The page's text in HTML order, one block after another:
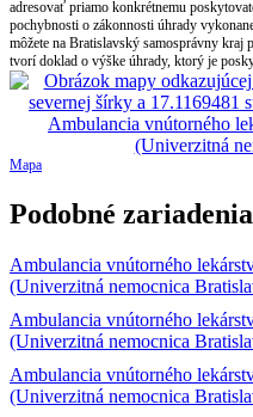
adresovať priamo konkrétnemu
pochybnosti o zákonnosti úhrady
môžete na Bratislavský samosprávny kraj
tvorí doklad o výške úhrady, ktorý je
Mapa
Podobné
Ambulancia vnútorného
(Univerzitná nemocnica
Ambulancia vnútorného
(Univerzitná nemocnica
Ambulancia vnútorného
(Univerzitná nemocnica